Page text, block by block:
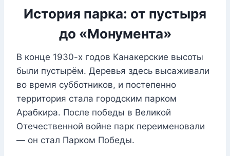
История парка: от пустыря
до «Монумента»
В конце 1930-х годов Канакерские высоты
были пустырём. Деревья здесь высаживали
во время субботников, и постепенно
территория стала городским парком
Арабкира. После победы в Великой
Отечественной войне парк переименовали
— он стал Парком Победы.